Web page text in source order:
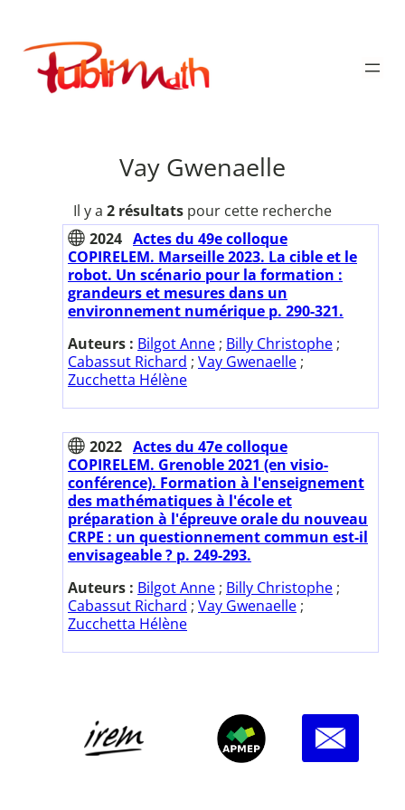
contenu
Publimath
Vay Gwenaelle
Il y a 2 résultats pour cette recherche
2024 Actes du 49e colloque
COPIRELEM. Marseille 2023. La cible et le
robot. Un scénario pour la formation :
grandeurs et mesures dans un
environnement numérique p. 290-321.
Auteurs : Bilgot Anne ; Billy Christophe ;
Cabassut Richard ; Vay Gwenaelle ;
Zucchetta Hélène
2022 Actes du 47e colloque
COPIRELEM. Grenoble 2021 (en visio-
conférence). Formation à l'enseignement
des mathématiques à l'école et
préparation à l'épreuve orale du nouveau
CRPE : un questionnement commun est-il
envisageable ? p. 249-293.
Auteurs : Bilgot Anne ; Billy Christophe ;
Cabassut Richard ; Vay Gwenaelle ;
Zucchetta Hélène